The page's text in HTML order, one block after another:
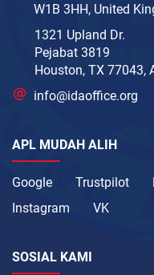
W1B 3HH, United
1321 Upland Dr.
Pejabat 3819
Houston, TX 77043,
info@idaoffice.org
APL MUDAH ALIH
Google Trustpilot
Instagram
VK
SOSIAL KAMI